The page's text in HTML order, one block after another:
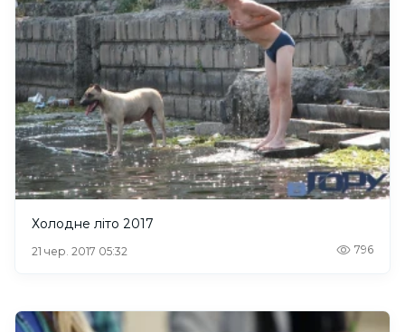
Холодне літо 2017
21 чер. 2017 05:32 796